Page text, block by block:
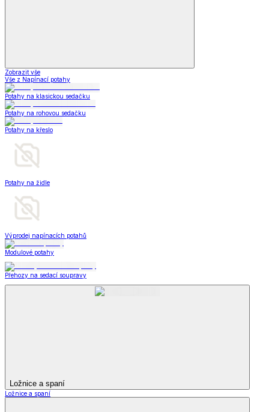
Zobrazit vše
Vše z Napínací potahy
Potahy na klasickou sedačku
Potahy na rohovou sedačku
Potahy na křeslo
Potahy na židle
Výprodej napínacích potahů
Modulové potahy
Přehozy na sedací soupravy
Ložnice a spaní
Ložnice a spaní